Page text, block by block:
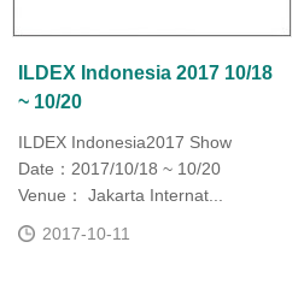
ILDEX Indonesia 2017 10/18
~ 10/20
ILDEX Indonesia2017 Show
Date：2017/10/18 ~ 10/20
Venue： Jakarta Internat...
2017-10-11